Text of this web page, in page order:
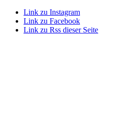
Link zu Instagram
Link zu Facebook
Link zu Rss dieser Seite